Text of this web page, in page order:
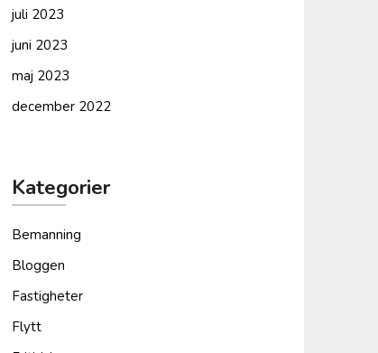
juli 2023
juni 2023
maj 2023
december 2022
Kategorier
Bemanning
Bloggen
Fastigheter
Flytt